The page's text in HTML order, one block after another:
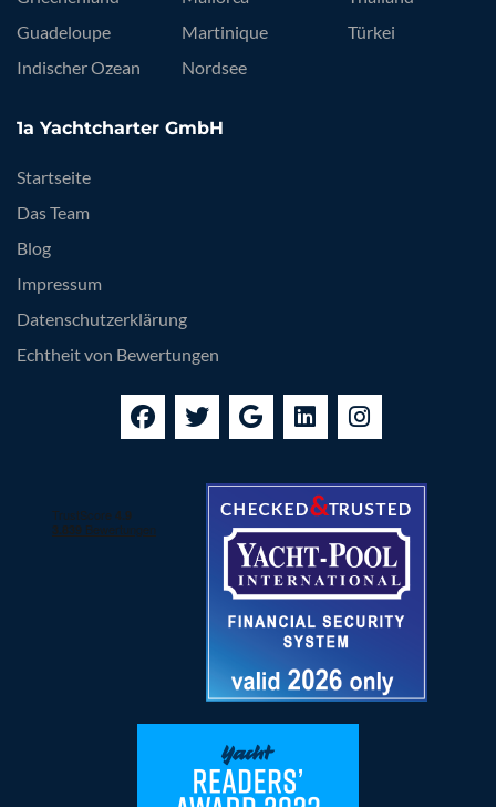
Guadeloupe
Indischer Ozean
Martinique
Nordsee
Türkei
1a Yachtcharter GmbH
Startseite
Das Team
Blog
Impressum
Datenschutzerklärung
Echtheit von Bewertungen